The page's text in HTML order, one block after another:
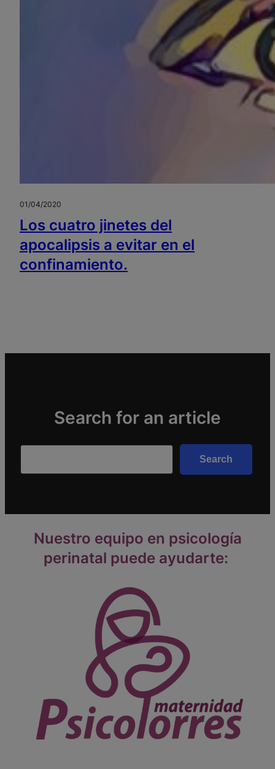
01/04/2020
Los cuatro jinetes del
apocalipsis a evitar en el
confinamiento.
Search for an article
Search
Nuestro equipo en psicología
perinatal puede ayudarte: